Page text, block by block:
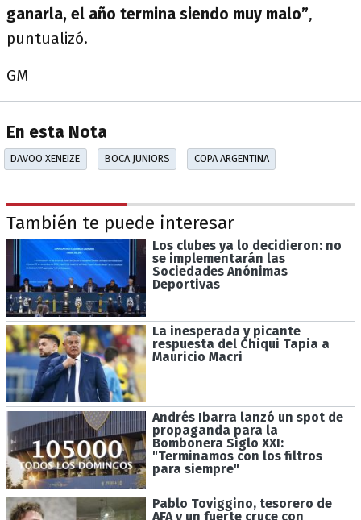
ganarla, el año termina siendo muy malo”,
puntualizó.
GM
En esta Nota
DAVOO XENEIZE BOCA JUNIORS COPA ARGENTINA
También te puede interesar
Los clubes ya lo decidieron: no
se implementarán las
Sociedades Anónimas
Deportivas
La inesperada y picante
respuesta del Chiqui Tapia a
Mauricio Macri
Andrés Ibarra lanzó un spot de
propaganda para la
Bombonera Siglo XXI:
"Terminamos con los filtros
para siempre"
Pablo Toviggino, tesorero de
AFA y un fuerte cruce con